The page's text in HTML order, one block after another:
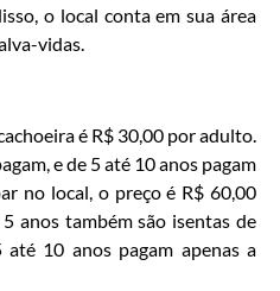
o local conta em sua área
vidas.
é R$ 30,00 por adulto.
e de 5 até 10 anos pagam
no local, o preço é R$ 60,00
anos também são isentas de
10 anos pagam apenas a